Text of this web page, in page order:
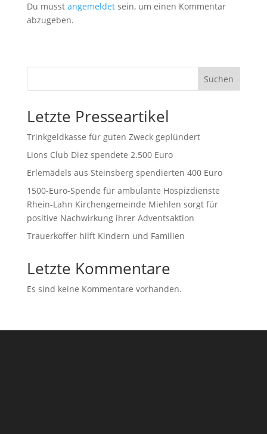
Du musst angemeldetsein, um einen Kommentar
abzugeben.
Suchen
Letzte Presseartikel
Trinkgeldkasse für guten Zweck geplündert
Lions Club Diez spendete 2.500 Euro
Erlemädels aus Steinsberg spendierten 400 Euro
1500-Euro-Spende für ambulante Hospizdienste
Rhein-Lahn Kirchengemeinde Miehlen sorgt für
positive Nachwirkung ihrer Adventsaktion
Trauerkoffer hilft Kindern und Familien
Letzte Kommentare
Es sind keine Kommentare vorhanden.